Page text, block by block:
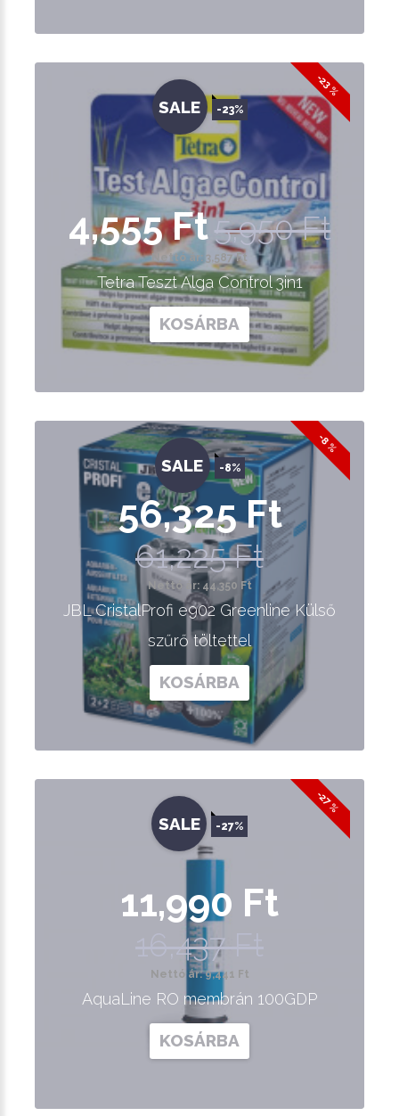
-23 %
SALE -23%
4,555 Ft5,950 Ft
Nettó ár: 3,587 Ft
Tetra Teszt Alga Control 3in1
KOSÁRBA
-8 %
SALE -8%
56,325 Ft
61,225 Ft
Nettó ár: 44,350 Ft
JBL CristalProfi e902 Greenline Külső
szűrő töltettel
KOSÁRBA
-27 %
SALE -27%
11,990 Ft
16,437 Ft
Nettó ár: 9,441 Ft
AquaLine RO membrán 100GDP
KOSÁRBA